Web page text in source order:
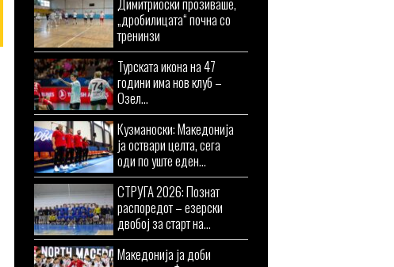
„дробилицата“ почна со
тренинзи
Турската икона на 47
години има нов клуб –
Озел...
Кузманоски: Македонија
ја оствари целта, сега
оди по уште еден...
СТРУГА 2026: Познат
распоредот – езерски
двобој за старт на...
Македонија ја доби